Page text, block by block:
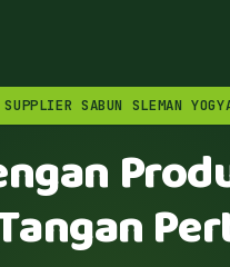
SABUN SLEMAN